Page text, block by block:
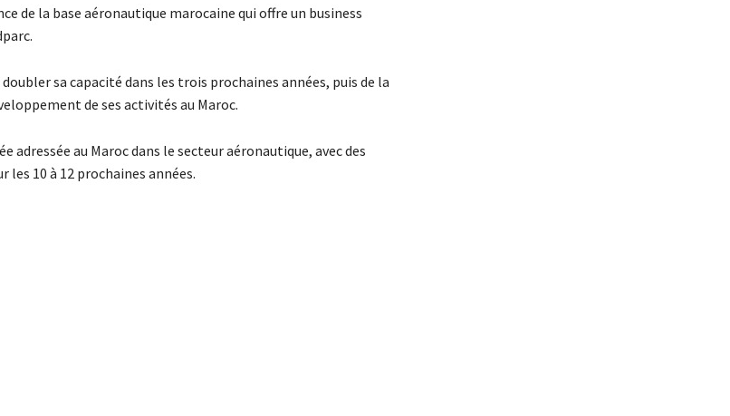
de la base aéronautique marocaine qui offre un business
sa capacité dans les trois prochaines années, puis de la
de ses activités au Maroc.
au Maroc dans le secteur aéronautique, avec des
10 à 12 prochaines années.